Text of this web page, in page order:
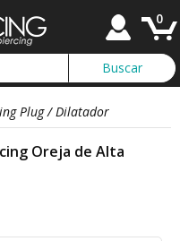
0
Plug / Dilatador
Oreja de Alta